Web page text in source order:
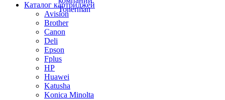
Каталог картриджей
Avision
Brother
Canon
Deli
Epson
Fplus
HP
Huawei
Katusha
Konica Minolta